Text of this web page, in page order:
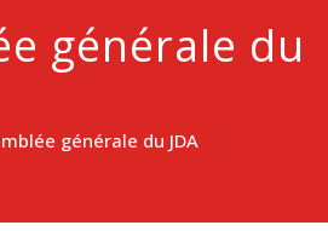
générale du
générale du JDA